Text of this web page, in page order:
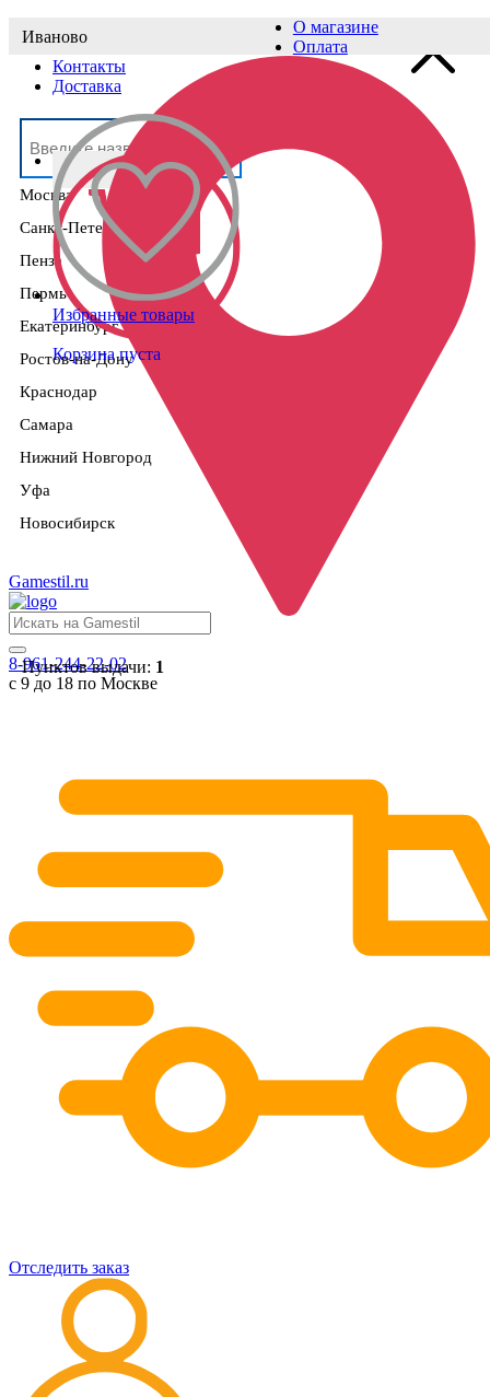
Выберите населённый пункт
Москва
Санкт-Петербург
Пенза
Пермь
Екатеринбург
Ростов-на-Дону
Краснодар
Самара
Нижний Новгород
Уфа
Новосибирск
Иваново
Пунктов выдачи: 1
О магазине
Оплата
Контакты
Доставка
Избранные товары
Корзина пуста
Gamestil.ru
8-961-244-22-02
с 9 до 18 по Москве
Отследить заказ